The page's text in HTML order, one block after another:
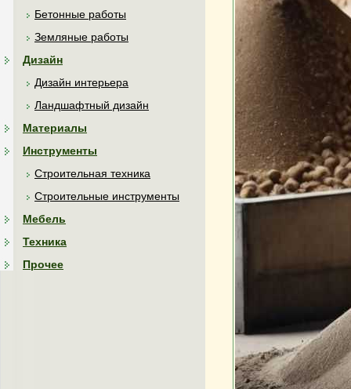
Бетонные работы
Земляные работы
Дизайн
Дизайн интерьера
Ландшафтный дизайн
Материалы
Инструменты
Строительная техника
Строительные инструменты
Мебель
Техника
Прочее